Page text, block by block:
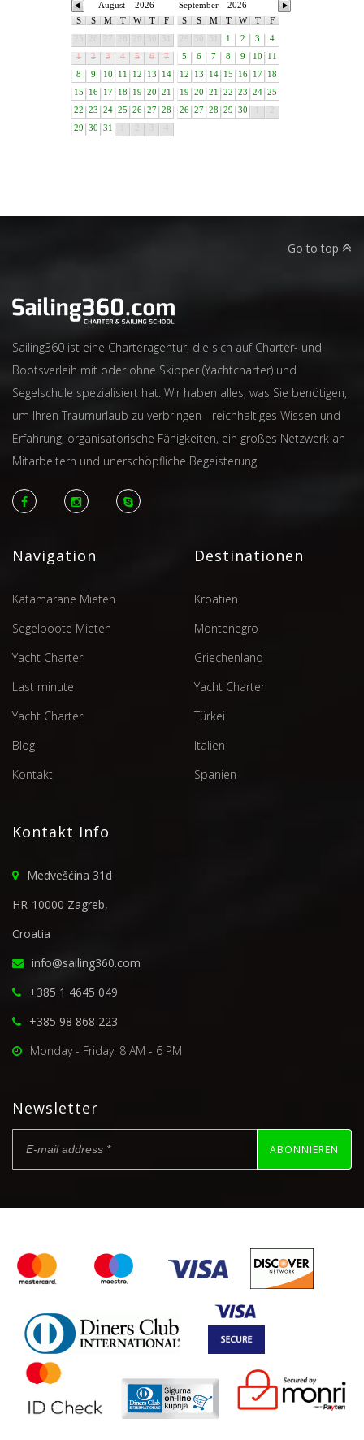
2026
August
S
S M T W T
F
1
2 3 4 5 6
7
8
9 10 11 12 13
14
15
16 17 18 19 20
21
22
23 24 25 26 27
28
29
30 31
2026
September
S
S M T W T
F
1 2 3
4
5
6 7 8 9 10
11
12
13 14 15 16 17
18
19
20 21 22 23 24 25
26 27 28 29 30
Go to top
Sailing360 ist eine Charteragentur, die sich auf Charter- und
Bootsverleih mit oder ohne Skipper (Yachtcharter) und
Segelschule spezialisiert hat. Wir haben alles, was Sie benötigen,
um Ihren Traumurlaub zu verbringen - reichhaltiges Wissen und
Erfahrung, organisatorische Fähigkeiten, ein großes Netzwerk an
Mitarbeitern und unerschöpfliche Begeisterung.
Navigation
Katamarane Mieten
Segelboote Mieten
Yacht Charter
Last minute
Yacht Charter
Blog
Kontakt
Destinationen
Kroatien
Montenegro
Griechenland
Yacht Charter
Türkei
Italien
Spanien
Kontakt Info
Medvešćina 31d
HR-10000 Zagreb,
Croatia
info@sailing360.com
+385 1 4645 049
+385 98 868 223
Monday - Friday: 8 AM - 6 PM
Newsletter
ABONNIEREN